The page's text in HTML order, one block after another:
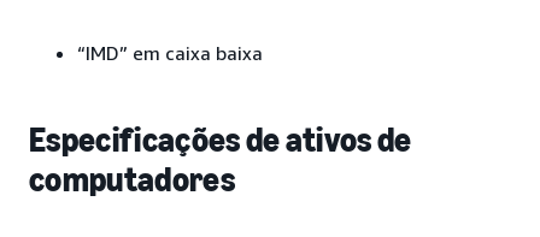
“IMD” em caixa baixa
Especificações de ativos de
computadores